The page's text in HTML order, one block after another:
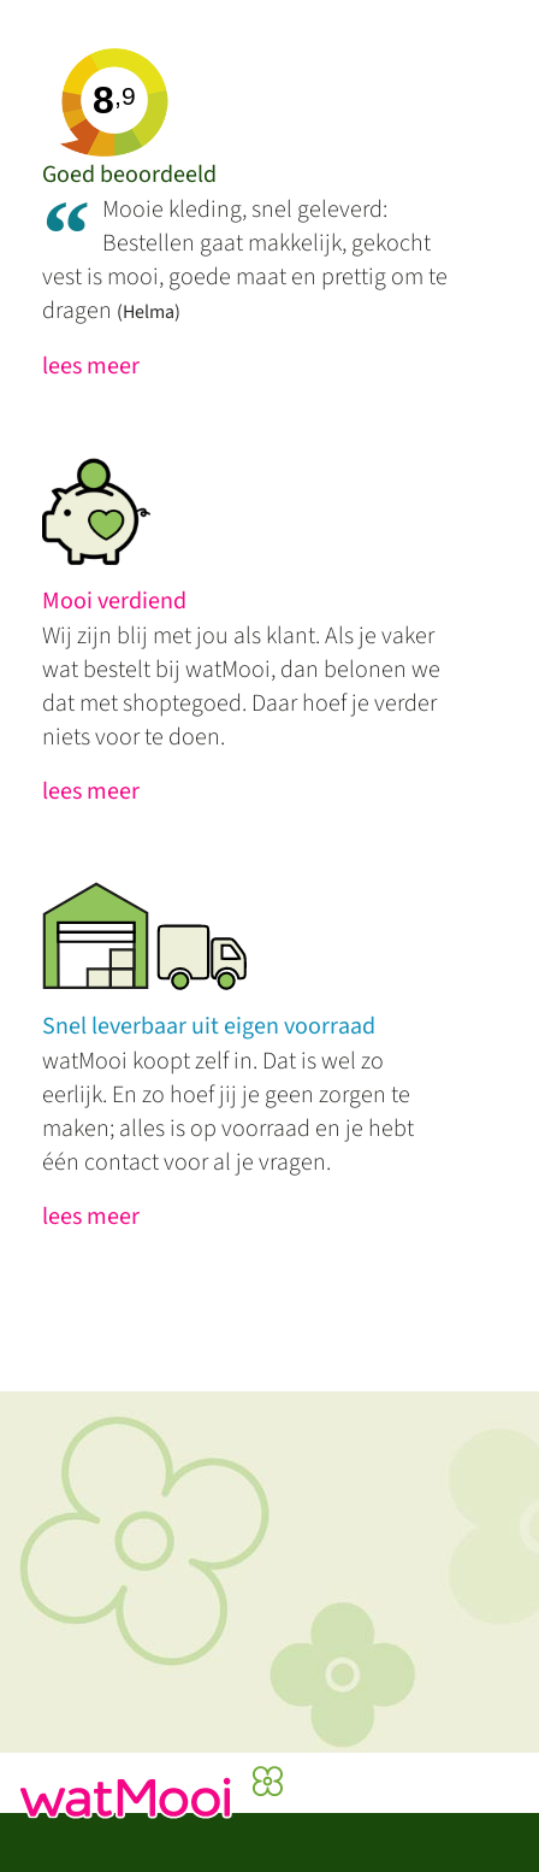
8,9
Goed beoordeeld
“ Mooie kleding, snel geleverd:
Bestellen gaat makkelijk, gekocht
vest is mooi, goede maat en prettig om te
dragen (Helma)
lees meer
Mooi verdiend
Wij zijn blij met jou als klant. Als je vaker
wat bestelt bij watMooi, dan belonen we
dat met shoptegoed. Daar hoef je verder
niets voor te doen.
lees meer
Snel leverbaar uit eigen voorraad
watMooi koopt zelf in. Dat is wel zo
eerlijk. En zo hoef jij je geen zorgen te
maken; alles is op voorraad en je hebt
één contact voor al je vragen.
lees meer